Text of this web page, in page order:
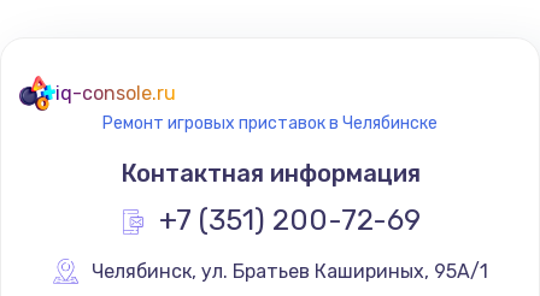
Замена термостата
1200 руб.
Заказать
Замена реле
iq-console.ru
Ремонт игровых приставок в Челябинске
Контактная информация
+7 (351) 200-72-69
Челябинск, ул. Братьев Кашириных, 95А/1